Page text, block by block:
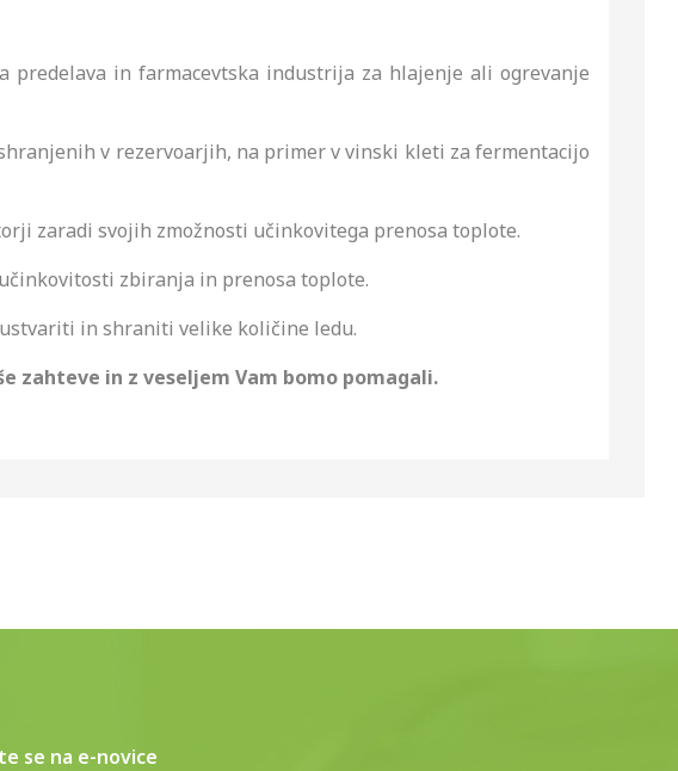
in farmacevtska industrija za hlajenje ali ogrevanje
v rezervoarjih, na primer v vinski kleti za fermentacijo
zaradi svojih zmožnosti učinkovitega prenosa toplote.
zbiranja in prenosa toplote.
in shraniti velike količine ledu.
zahteve in z veseljem Vam bomo pomagali.
se na e-novice